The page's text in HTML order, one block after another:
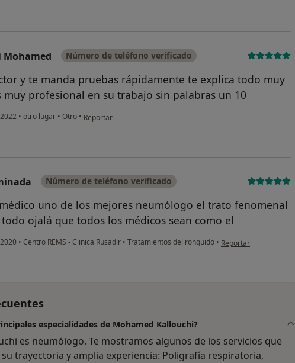
Mohamed Número de teléfono verificado
y te manda pruebas rápidamente te explica todo muy
muy profesional en su trabajo sin palabras un 10
• otro lugar • Otro • en opinión del usuario Suliman Ali Mohamed
Reportar
Número de teléfono verificado
uno de los mejores neumólogo el trato fenomenal
ojalá que todos los médicos sean como el
• Centro REMS - Clinica Rusadir • Tratamientos del ronquido • en opinión del usuario
Reportar
especialidades de Mohamed Kallouchi?
es neumólogo. Te mostramos algunos de los servicios que
trayectoria y amplia experiencia: Poligrafía respiratoria,